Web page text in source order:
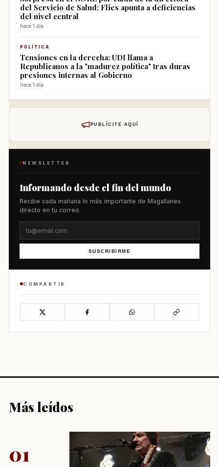
del Servicio de Salud: Flies apunta a deficiencias
del nivel central
hace 1 día
POLÍTICA
Tensiones en la derecha: UDI llama a
Republicanos a la "madurez política" tras duras
presiones internas al Gobierno
hace 1 día
PUBLÍCITE AQUÍ
NEWSLETTER
Informando desde el fin del mundo
Recibe cada mañana lo más importante de Magallanes
directo en tu correo.
SUSCRIBIRME
COMPARTIR
Más leídos
01